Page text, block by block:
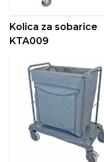
Kolica za sobarice
KTA009